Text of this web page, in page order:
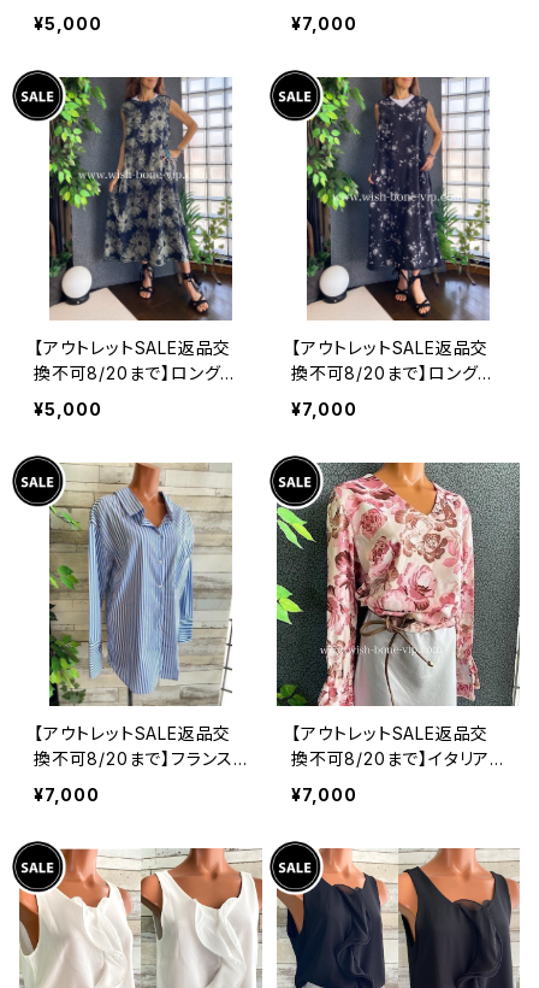
製インポート セットアップド
レス｜ロングスカート＆カッ
y/ホワイト＆レッド(S)(M)
(L)(XL)
¥5,000
製ロング・マキシスカート＆
トップス セットアップ /ホワ
¥7,000
【アウトレットSALE返品交
換不可8/20まで】ロングワ
ンピース・マキシワンピー
ス・サラッと軽やか春夏ワン
ー
¥5,000
【アウトレットSALE返品交
換不可8/20まで】ロングワ
ンピース・マキシワンピー
ス・サラッと軽やか春夏ワン
¥7,000
【アウトレットSALE返品交
換不可8/20まで】フランス
インポート・BIGシャツ｜ピ
ンストライプ デザインシャ
ロングシャツ/ブルー
¥7,000
【アウトレットSALE返品交
換不可8/20まで】イタリア
製トップス｜ Made in ITA
LY｜フリル長袖 ロマンテ
プス/ピンク-SALE
¥7,000